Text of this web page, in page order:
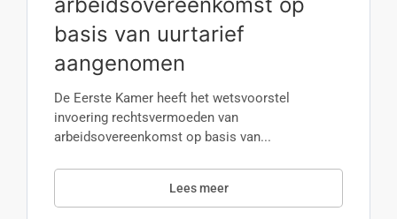
basis van uurtarief
aangenomen
De Eerste Kamer heeft het wetsvoorstel
invoering rechtsvermoeden van
arbeidsovereenkomst op basis van...
Lees meer